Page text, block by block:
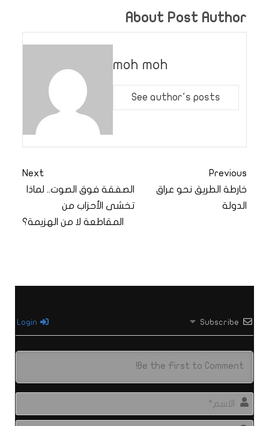
About Post Author
moh moh
See author's posts
Previous
خارطة الطريق نحو عراق
الدولة
Next
الصفقة فوق الصوت.. لماذا
تخشى الأحزاب من
المقاطعة لا من الهزيمة؟
Subscribe